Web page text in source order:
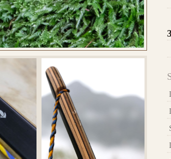
E ORDINA IL TUO